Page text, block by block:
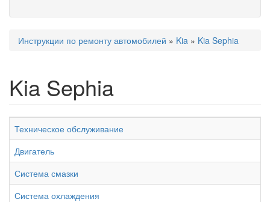
Вы здесь
Инструкции по ремонту автомобилей » Kia » Kia Sephia
Kia Sephia
Техническое обслуживание
Двигатель
Система смазки
Система охлаждения